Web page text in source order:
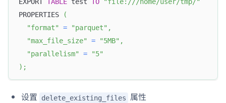
EXPORT TABLE test TO
"file:///home/user/tmp/"
PROPERTIES
(
"format"
= "parquet" ,
"max_file_size"
= "5MB" ,
"parallelism"
=
"5"
) ;
设置 delete_existing_files
属性